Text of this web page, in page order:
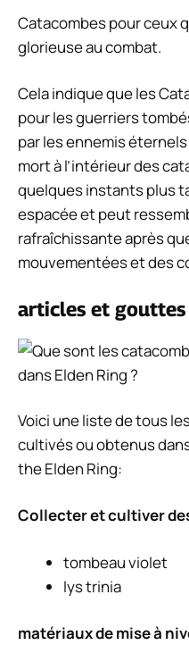
Catacombes pour ceux
glorieuse au combat.
Cela indique que les
pour les guerriers
par les ennemis
mort à l’intérieur des
quelques instants plus
espacée et peut
rafraîchissante après
mouvementées et des
articles et gouttes
Voici une liste de tous
cultivés ou obtenus
the Elden Ring:
Collecter et cultiver
tombeau violet
lys trinia
matériaux de mise à